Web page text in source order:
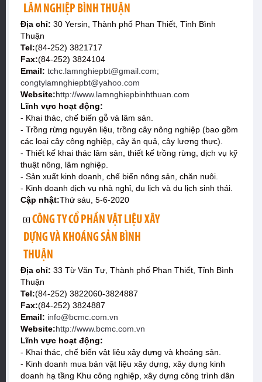
LÂM NGHIỆP BÌNH THUẬN
Địa chỉ: 30 Yersin, Thành phố Phan Thiết, Tỉnh Bình
Thuận
Tel:(84-252) 3821717
Fax:(84-252) 3824104
Email: tchc.lamnghiepbt@gmail.com;
congtylamnghiepbt@yahoo.com
Website:http://www.lamnghiepbinhthuan.com
Lĩnh vực hoạt động:
- Khai thác, chế biến gỗ và lâm sản.
- Trồng rừng nguyên liệu, trồng cây nông nghiệp (bao gồm
các loại cây công nghiệp, cây ăn quả, cây lương thực).
- Thiết kế khai thác lâm sản, thiết kế trồng rừng, dịch vụ kỹ
thuật nông, lâm nghiệp.
- Sản xuất kinh doanh, chế biến nông sản, chăn nuôi.
- Kinh doanh dịch vụ nhà nghỉ, du lịch và du lịch sinh thái.
Cập nhật:Thứ sáu, 5-6-2020
CÔNG TY CỔ PHẦN VẬT LIỆU XÂY
DỰNG VÀ KHOÁNG SẢN BÌNH
THUẬN
Địa chỉ: 33 Từ Văn Tư, Thành phố Phan Thiết, Tỉnh Bình
Thuận
Tel:(84-252) 3822060-3824887
Fax:(84-252) 3824887
Email: info@bcmc.com.vn
Website:http://www.bcmc.com.vn
Lĩnh vực hoạt động:
- Khai thác, chế biến vật liệu xây dựng và khoáng sản.
- Kinh doanh mua bán vật liệu xây dựng, xây dựng kinh
doanh hạ tầng Khu công nghiệp, xây dựng công trình dân